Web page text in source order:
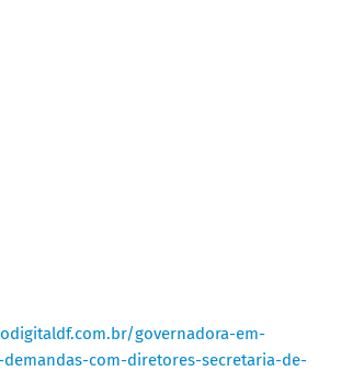
governadora-em-
com-diretores-secretaria-de-